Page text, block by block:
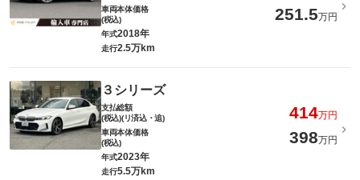
車両本体価格
(税込)
251.5万円
年式2018年
走行2.5万km
３シリーズ
支払総額
(税込)(リ済込・追)
414万円
車両本体価格
(税込)
398万円
年式2023年
走行5.5万km